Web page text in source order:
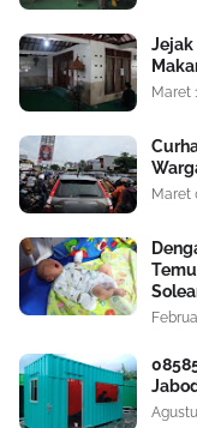
Jejak
Maret
Maret